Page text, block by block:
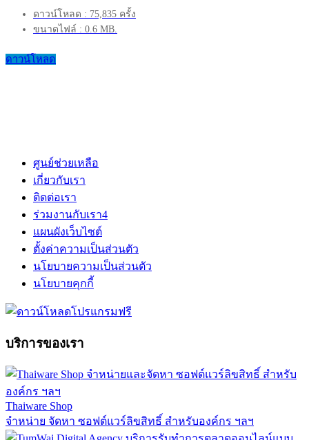
ดาวน์โหลด : 75,835 ครั้ง
ขนาดไฟล์ : 0.6 MB.
ดาวน์โหลด
ศูนย์ช่วยเหลือ
เกี่ยวกับเรา
ติดต่อเรา
ร่วมงานกับเรา4
แผนผังเว็บไซต์
ตั้งค่าความเป็นส่วนตัว
นโยบายความเป็นส่วนตัว
นโยบายคุกกี้
บริการของเรา
Thaiware Shop
จำหน่าย จัดหา ซอฟต์แวร์ลิขสิทธิ์ สำหรับองค์กร ฯลฯ